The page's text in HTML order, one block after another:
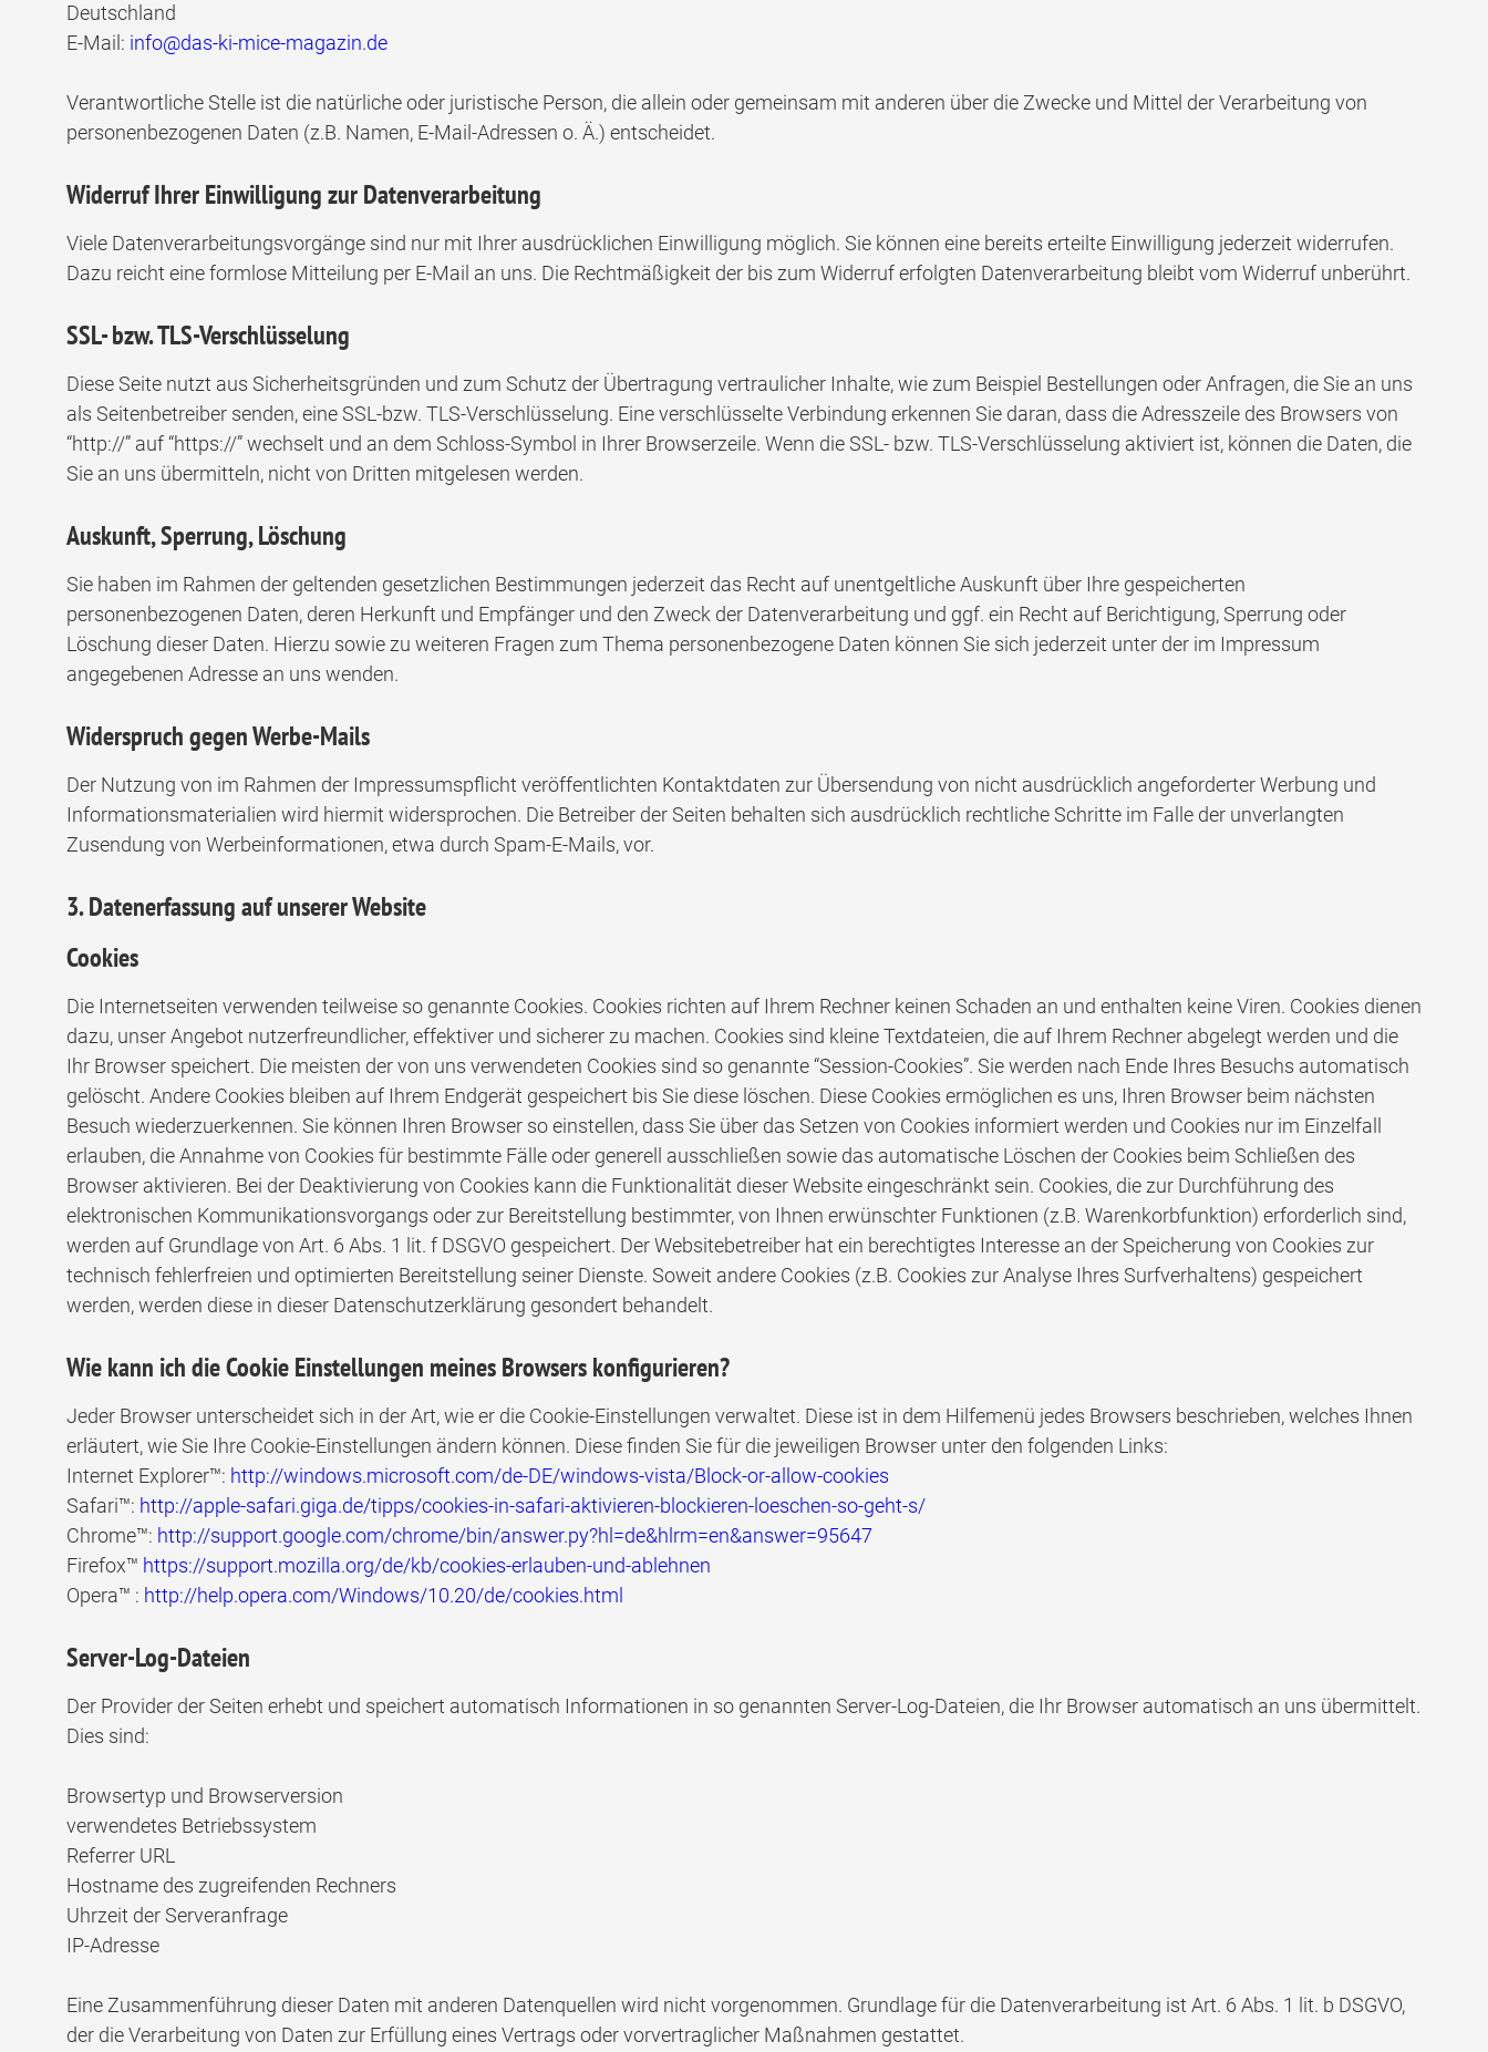
Deutschland
E-Mail: info@das-ki-mice-magazin.de
Verantwortliche Stelle ist die natürliche oder juristische Person, die allein oder gemeinsam mit anderen über die Zwecke und Mittel der Verarbeitung von
personenbezogenen Daten (z.B. Namen, E-Mail-Adressen o. Ä.) entscheidet.
Widerruf Ihrer Einwilligung zur Datenverarbeitung
Viele Datenverarbeitungsvorgänge sind nur mit Ihrer ausdrücklichen Einwilligung möglich. Sie können eine bereits erteilte Einwilligung jederzeit widerrufen.
Dazu reicht eine formlose Mitteilung per E-Mail an uns. Die Rechtmäßigkeit der bis zum Widerruf erfolgten Datenverarbeitung bleibt vom Widerruf unberührt.
SSL- bzw. TLS-Verschlüsselung
Diese Seite nutzt aus Sicherheitsgründen und zum Schutz der Übertragung vertraulicher Inhalte, wie zum Beispiel Bestellungen oder Anfragen, die Sie an uns
als Seitenbetreiber senden, eine SSL-bzw. TLS-Verschlüsselung. Eine verschlüsselte Verbindung erkennen Sie daran, dass die Adresszeile des Browsers von
“http://” auf “https://” wechselt und an dem Schloss-Symbol in Ihrer Browserzeile. Wenn die SSL- bzw. TLS-Verschlüsselung aktiviert ist, können die Daten, die
Sie an uns übermitteln, nicht von Dritten mitgelesen werden.
Auskunft, Sperrung, Löschung
Sie haben im Rahmen der geltenden gesetzlichen Bestimmungen jederzeit das Recht auf unentgeltliche Auskunft über Ihre gespeicherten
personenbezogenen Daten, deren Herkunft und Empfänger und den Zweck der Datenverarbeitung und ggf. ein Recht auf Berichtigung, Sperrung oder
Löschung dieser Daten. Hierzu sowie zu weiteren Fragen zum Thema personenbezogene Daten können Sie sich jederzeit unter der im Impressum
angegebenen Adresse an uns wenden.
Widerspruch gegen Werbe-Mails
Der Nutzung von im Rahmen der Impressumspflicht veröffentlichten Kontaktdaten zur Übersendung von nicht ausdrücklich angeforderter Werbung und
Informationsmaterialien wird hiermit widersprochen. Die Betreiber der Seiten behalten sich ausdrücklich rechtliche Schritte im Falle der unverlangten
Zusendung von Werbeinformationen, etwa durch Spam-E-Mails, vor.
3. Datenerfassung auf unserer Website
Cookies
Die Internetseiten verwenden teilweise so genannte Cookies. Cookies richten auf Ihrem Rechner keinen Schaden an und enthalten keine Viren. Cookies dienen
dazu, unser Angebot nutzerfreundlicher, effektiver und sicherer zu machen. Cookies sind kleine Textdateien, die auf Ihrem Rechner abgelegt werden und die
Ihr Browser speichert. Die meisten der von uns verwendeten Cookies sind so genannte “Session-Cookies”. Sie werden nach Ende Ihres Besuchs automatisch
gelöscht. Andere Cookies bleiben auf Ihrem Endgerät gespeichert bis Sie diese löschen. Diese Cookies ermöglichen es uns, Ihren Browser beim nächsten
Besuch wiederzuerkennen. Sie können Ihren Browser so einstellen, dass Sie über das Setzen von Cookies informiert werden und Cookies nur im Einzelfall
erlauben, die Annahme von Cookies für bestimmte Fälle oder generell ausschließen sowie das automatische Löschen der Cookies beim Schließen des
Browser aktivieren. Bei der Deaktivierung von Cookies kann die Funktionalität dieser Website eingeschränkt sein. Cookies, die zur Durchführung des
elektronischen Kommunikationsvorgangs oder zur Bereitstellung bestimmter, von Ihnen erwünschter Funktionen (z.B. Warenkorbfunktion) erforderlich sind,
werden auf Grundlage von Art. 6 Abs. 1 lit. f DSGVO gespeichert. Der Websitebetreiber hat ein berechtigtes Interesse an der Speicherung von Cookies zur
technisch fehlerfreien und optimierten Bereitstellung seiner Dienste. Soweit andere Cookies (z.B. Cookies zur Analyse Ihres Surfverhaltens) gespeichert
werden, werden diese in dieser Datenschutzerklärung gesondert behandelt.
Wie kann ich die Cookie Einstellungen meines Browsers konfigurieren?
Jeder Browser unterscheidet sich in der Art, wie er die Cookie-Einstellungen verwaltet. Diese ist in dem Hilfemenü jedes Browsers beschrieben, welches Ihnen
erläutert, wie Sie Ihre Cookie-Einstellungen ändern können. Diese finden Sie für die jeweiligen Browser unter den folgenden Links:
Internet Explorer™: http://windows.microsoft.com/de-DE/windows-vista/Block-or-allow-cookies
Safari™: http://apple-safari.giga.de/tipps/cookies-in-safari-aktivieren-blockieren-loeschen-so-geht-s/
Chrome™: http://support.google.com/chrome/bin/answer.py?hl=de&hlrm=en&answer=95647
Firefox™ https://support.mozilla.org/de/kb/cookies-erlauben-und-ablehnen
Opera™ : http://help.opera.com/Windows/10.20/de/cookies.html
Server-Log-Dateien
Der Provider der Seiten erhebt und speichert automatisch Informationen in so genannten Server-Log-Dateien, die Ihr Browser automatisch an uns übermittelt.
Dies sind:
Browsertyp und Browserversion
verwendetes Betriebssystem
Referrer URL
Hostname des zugreifenden Rechners
Uhrzeit der Serveranfrage
IP-Adresse
Eine Zusammenführung dieser Daten mit anderen Datenquellen wird nicht vorgenommen. Grundlage für die Datenverarbeitung ist Art. 6 Abs. 1 lit. b DSGVO,
der die Verarbeitung von Daten zur Erfüllung eines Vertrags oder vorvertraglicher Maßnahmen gestattet.